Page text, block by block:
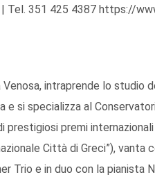
Tel. 351 425 4387 https://
intraprende lo studio
si specializza al
prestigiosi premi
Città di Greci”),
Trio e in duo con la pianista